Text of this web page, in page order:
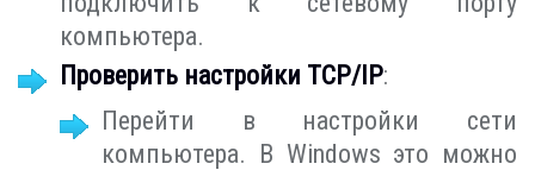
компьютера.
Проверить настройки TCP/IP:
Перейти в настройки сети
компьютера. В Windows это можно